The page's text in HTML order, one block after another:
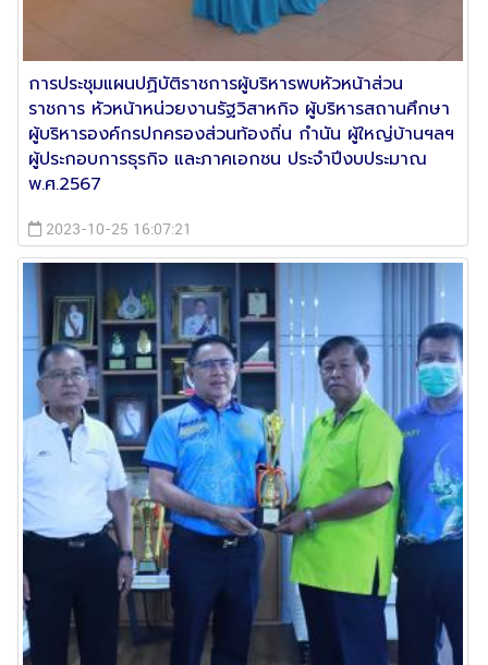
การประชุมแผนปฏิบัติราชการผู้บริหารพบหัวหน้าส่วน
ราชการ หัวหน้าหน่วยงานรัฐวิสาหกิจ ผู้บริหารสถานศึกษา
ผู้บริหารองค์กรปกครองส่วนท้องถิ่น กำนัน ผู้ใหญ่บ้านฯลฯ
ผู้ประกอบการธุรกิจ และภาคเอกชน ประจำปีงบประมาณ
พ.ศ.2567
2023-10-25 16:07:21